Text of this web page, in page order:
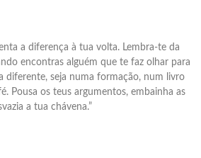
a diferença à tua volta. Lembra-te da
encontras alguém que te faz olhar para
diferente, seja numa formação, num livro
Pousa os teus argumentos, embainha as
a tua chávena.”